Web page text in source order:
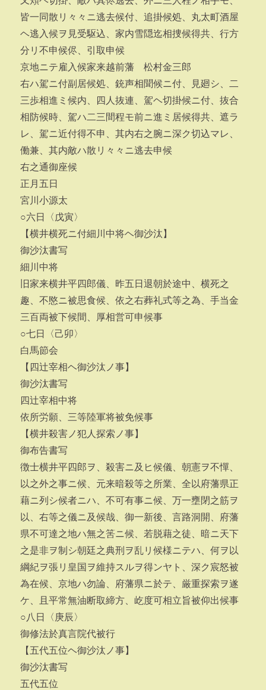
皆一同散リ々々ニ逃去候付、追掛候処、丸太町酒屋
ヘ逃入候ヲ見受駆込、家内雪隠迄相捜候得共、行方
分リ不申候侭、引取申候
京地ニテ雇入候家来越前藩 松村金三郎
右ハ駕ニ付副居候処、銃声相聞候ニ付、見廻シ、二
三歩相進ミ候内、四人抜連、駕ヘ切掛候ニ付、抜合
相防候時、駕ハ二三間程モ前ニ進ミ居候得共、遮ラ
レ、駕ニ近付得不申、其内右之腕ニ深ク切込マレ、
働兼、其内敵ハ散リ々々ニ逃去申候
右之通御座候
正月五日
宮川小源太
○六日〈戊寅〉
【横井横死ニ付細川中将ヘ御沙汰】
御沙汰書写
細川中将
旧家来横井平四郎儀、昨五日退朝於途中、横死之
趣、不愍ニ被思食候、依之右葬礼式等之為、手当金
三百両被下候間、厚相営可申候事
○七日〈己卯〉
白馬節会
【四辻宰相ヘ御沙汰ノ事】
御沙汰書写
四辻宰相中将
依所労願、三等陸軍将被免候事
【横井殺害ノ犯人探索ノ事】
御布告書写
徴士横井平四郎ヲ、殺害ニ及ヒ候儀、朝憲ヲ不憚、
以之外之事ニ候、元来暗殺等之所業、全以府藩県正
藉ニ列シ候者ニハ、不可有事ニ候、万一壅閉之筋ヲ
以、右等之儀ニ及候哉、御一新後、言路洞開、府藩
県不可達之地ハ無之筈ニ候、若脱藉之徒、暗ニ天下
之是非ヲ制シ朝廷之典刑ヲ乱リ候様ニテハ、何ヲ以
綱紀ヲ張リ皇国ヲ維持スルヲ得ンヤト、深ク宸怒被
為在候、京地ハ勿論、府藩県ニ於テ、厳重探索ヲ遂
ケ、且平常無油断取締方、屹度可相立旨被仰出候事
○八日〈庚辰〉
御修法於真言院代被行
【五代五位ヘ御沙汰ノ事】
御沙汰書写
五代五位